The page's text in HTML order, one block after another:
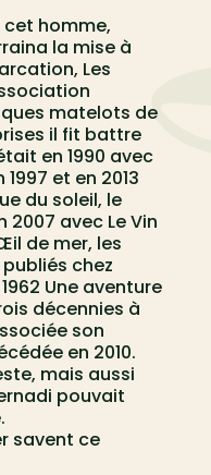
cet homme,
la mise à
Les
matelots de
il fit battre
en 1990 avec
et en 2013
du soleil, le
2007 avec Le Vin
de mer, les
chez
Une aventure
décennies à
son
en 2010.
mais aussi
pouvait
savent ce